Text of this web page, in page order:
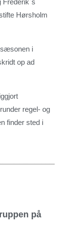
Hørsholm
sæsonen i
op ad
regel- og
finder sted i
på